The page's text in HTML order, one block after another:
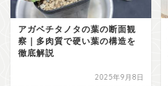
アガベチタノタの葉の断面観
察｜多肉質で硬い葉の構造を
徹底解説
2025年9月8日